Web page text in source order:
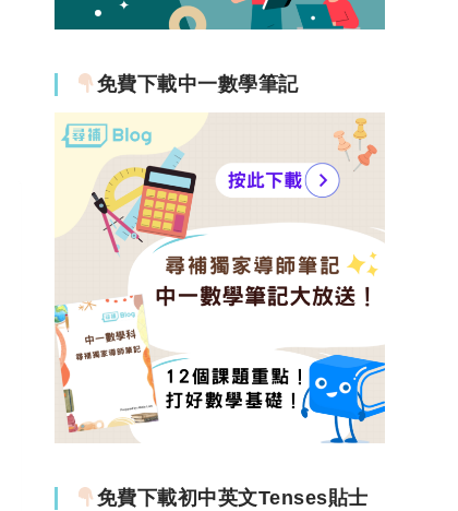
免費下載中一數學筆記
免費下載初中英文Tenses貼士